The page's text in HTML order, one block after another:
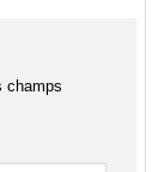
champs